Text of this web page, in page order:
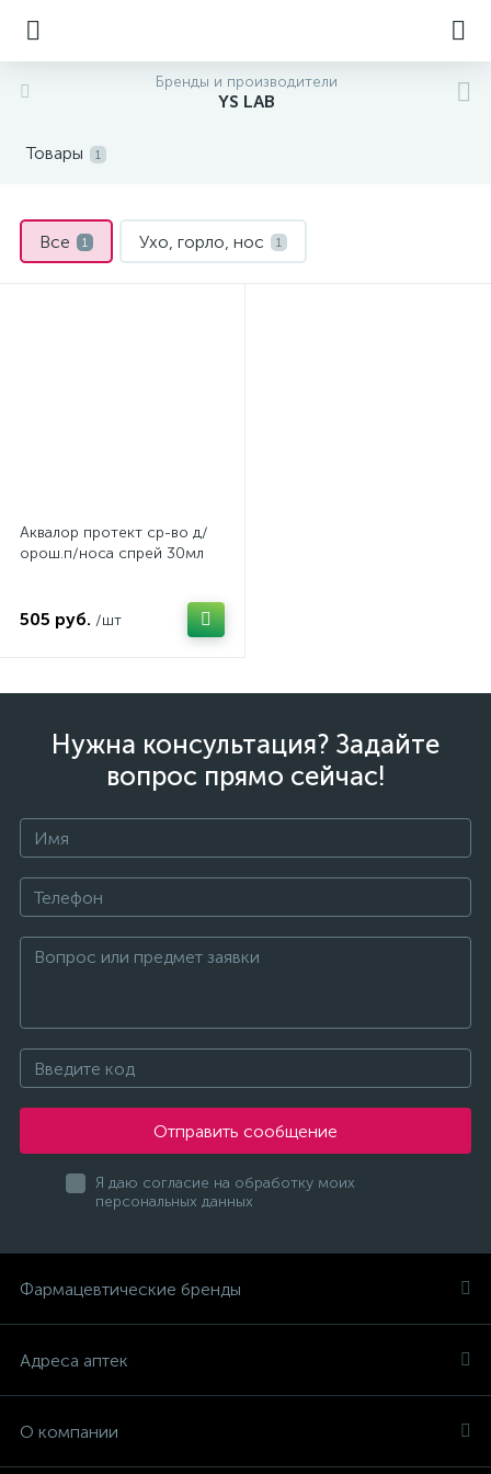
Бренды и производители
YS LAB
Товары 1
Все 1 Ухо, горло, нос 1
Аквалор протект ср-во д/
орош.п/носа спрей 30мл
505 руб. /шт
Нужна консультация? Задайте
вопрос прямо сейчас!
Отправить сообщение
Я даю согласие на обработку моих
персональных данных
Фармацевтические бренды
Адреса аптек
О компании